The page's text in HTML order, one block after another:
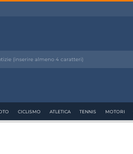
CICLISMO ATLETICA TENNIS MOTORI